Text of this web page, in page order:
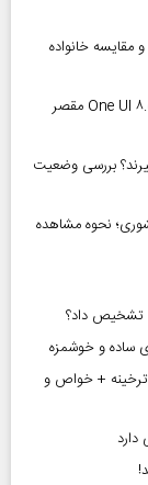
خانواده
بحران باتری در گوشی‌های سامسونگ؛ آیا به‌روزرسانی One UI ۸.۵ مقصر
بررسی وضعیت
کشوری؛ نحوه مشاهده
تشخیص داد؟
ساده و خوشمزه
ترخینه + خواص و
دارد